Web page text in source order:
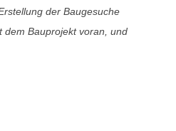
der Baugesuche
dem Bauprojekt voran, und